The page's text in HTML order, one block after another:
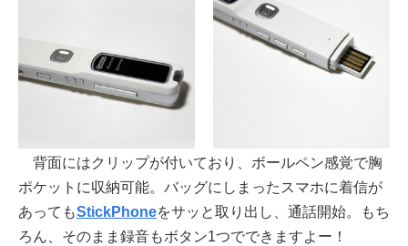
背面にはクリップが付いており、ボールペン感覚で胸
ポケットに収納可能。バッグにしまったスマホに着信が
あってもStickPhoneをサッと取り出し、通話開始。もち
ろん、そのまま録音もボタン1つでできますよー！